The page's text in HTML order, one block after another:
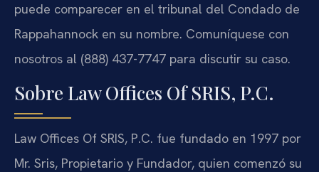
puede comparecer en el tribunal del Condado de
Rappahannock en su nombre. Comuníquese con
nosotros al (888) 437-7747 para discutir su caso.
Sobre Law Offices Of SRIS, P.C.
Law Offices Of SRIS, P.C. fue fundado en 1997 por
Mr. Sris, Propietario y Fundador, quien comenzó su